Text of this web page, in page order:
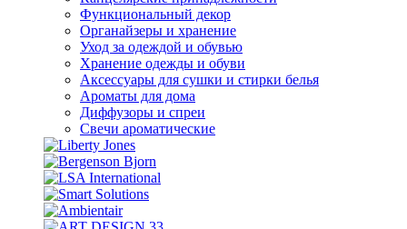
Функциональный декор
Органайзеры и хранение
Уход за одеждой и обувью
Хранение одежды и обуви
Аксессуары для сушки и стирки белья
Ароматы для дома
Диффузоры и спреи
Свечи ароматические